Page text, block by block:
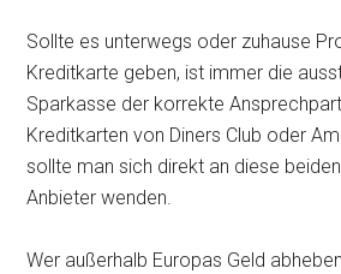
Sollte es unterwegs oder zuhause
Kreditkarte geben, ist immer die
Sparkasse der korrekte
Kreditkarten von Diners Club oder
sollte man sich direkt an diese
Anbieter wenden.
Wer außerhalb Europas Geld